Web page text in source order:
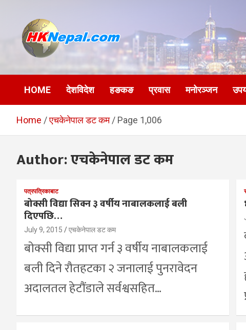
content
HKNepal.com –
हङकङबाट सञ्चालित पहिलो
नेपाली अनलाईन पत्रिका
hknepal, hknepal.com, hk nepal, hk nepal com
HOME देशविदेश हङकङ प्रवास मनोरञ्जन
Home एचकेनेपाल डट कम Page 1,006
Author:एचकेनेपाल डट कम
पत्रपत्रिकाबाट
बोक्सी विद्या सिक्न ३ वर्षीय नाबालकलाई बली
दिएपछि…
July 9, 2015 एचकेनेपाल डट कम
बोक्सी विद्या प्राप्त गर्न ३ वर्षीय नाबालकलाई
बली दिने रौतहटका २ जनालाई पुनरावेदन
अदालतल हेटौंडाले सर्वश्वसहित…